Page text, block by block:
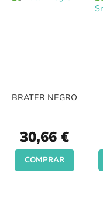
BRATER NEGRO
30,66 €
COMPRAR